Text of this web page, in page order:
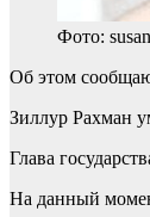
Фото:
Об этом
Зиллур Рахман
Глава
На данный